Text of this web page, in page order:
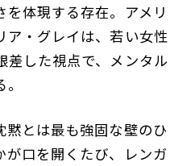
を体現する存在。アメリ
ア・グレイは、若い女性
差した視点で、メンタル
黙とは最も強固な壁のひ
が口を開くたび、レンガ